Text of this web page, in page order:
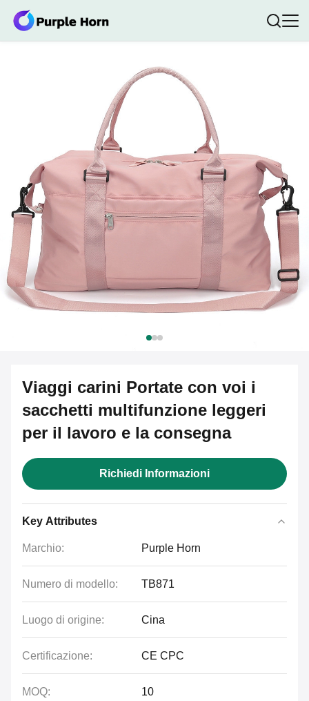
Viaggi carini Portate con voi i
sacchetti multifunzione leggeri
per il lavoro e la consegna
Richiedi Informazioni
Key Attributes
Marchio: Purple Horn
Numero di modello: TB871
Luogo di origine: Cina
Certificazione: CE CPC
MOQ: 10